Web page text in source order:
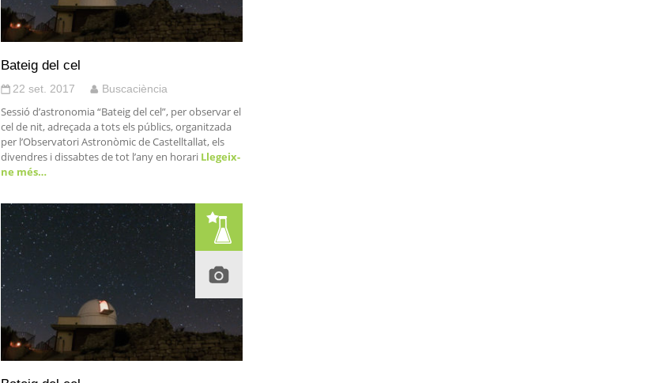
Bateig del cel
22 set. 2017 Buscaciència
Sessió d’astronomia “Bateig del cel”, per observar el
cel de nit, adreçada a tots els públics, organitzada
per l’Observatori Astronòmic de Castelltallat, els
divendres i dissabtes de tot l’any en horariLlegeix-
ne més…